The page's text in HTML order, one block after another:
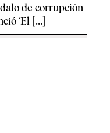
de corrupción
‘El [...]